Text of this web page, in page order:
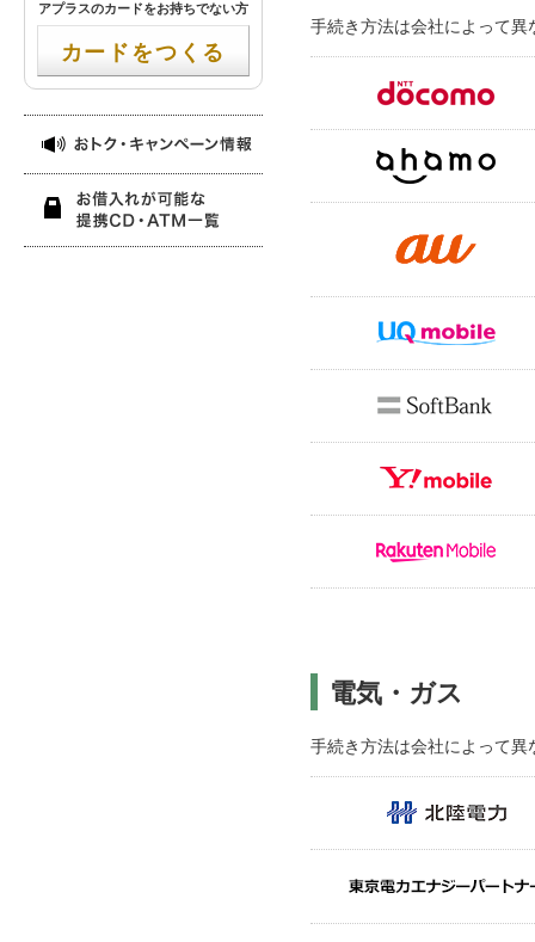
手続き方法は会社によって
電気・ガス
手続き方法は会社によって
アプラスのカードをお持ちでない方
カードをつくる
お借入れが可能な提携CD・ATM一